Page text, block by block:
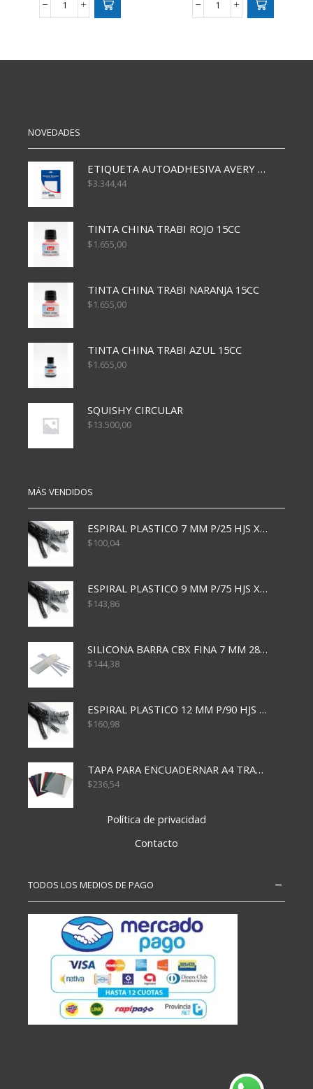
ARO
70
ARO
50
NOVEDADES
ETIQUETA AUTOADHESIVA AVERY 3026 30H 20 X 70
$3.344,44
TINTA CHINA TRABI ROJO 15CC
$1.655,00
TINTA CHINA TRABI NARANJA 15CC
$1.655,00
TINTA CHINA TRABI AZUL 15CC
$1.655,00
SQUISHY CIRCULAR
$13.500,00
MÁS VENDIDOS
ESPIRAL PLASTICO 7 MM P/25 HJS X50x3000
$100,04
ESPIRAL PLASTICO 9 MM P/75 HJS X50X2400
$143,86
SILICONA BARRA CBX FINA 7 MM 28 CM
$144,38
ESPIRAL PLASTICO 12 MM P/90 HJS X50X1500
$160,98
TAPA PARA ENCUADERNAR A4 TRANSP x50x500
$236,54
Política de privacidad
Contacto
TODOS LOS MEDIOS DE PAGO